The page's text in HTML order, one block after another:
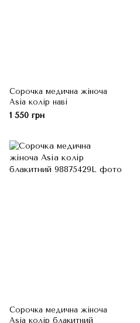
Сорочка медична жіноча
Asia колір наві
1 550 грн
Сорочка медична жіноча
Asia колір блакитний